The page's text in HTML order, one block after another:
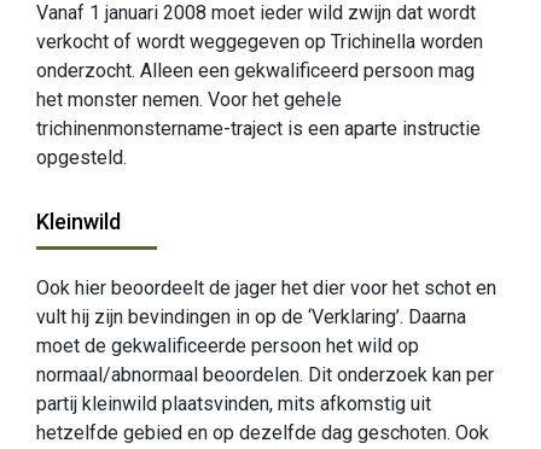
Vanaf 1 januari 2008 moet ieder wild zwijn dat wordt
verkocht of wordt weggegeven op Trichinella worden
onderzocht. Alleen een gekwalificeerd persoon mag
het monster nemen. Voor het gehele
trichinenmonstername-traject is een aparte instructie
opgesteld.
Kleinwild
Ook hier beoordeelt de jager het dier voor het schot en
vult hij zijn bevindingen in op de ‘Verklaring’. Daarna
moet de gekwalificeerde persoon het wild op
normaal/abnormaal beoordelen. Dit onderzoek kan per
partij kleinwild plaatsvinden, mits afkomstig uit
hetzelfde gebied en op dezelfde dag geschoten. Ook